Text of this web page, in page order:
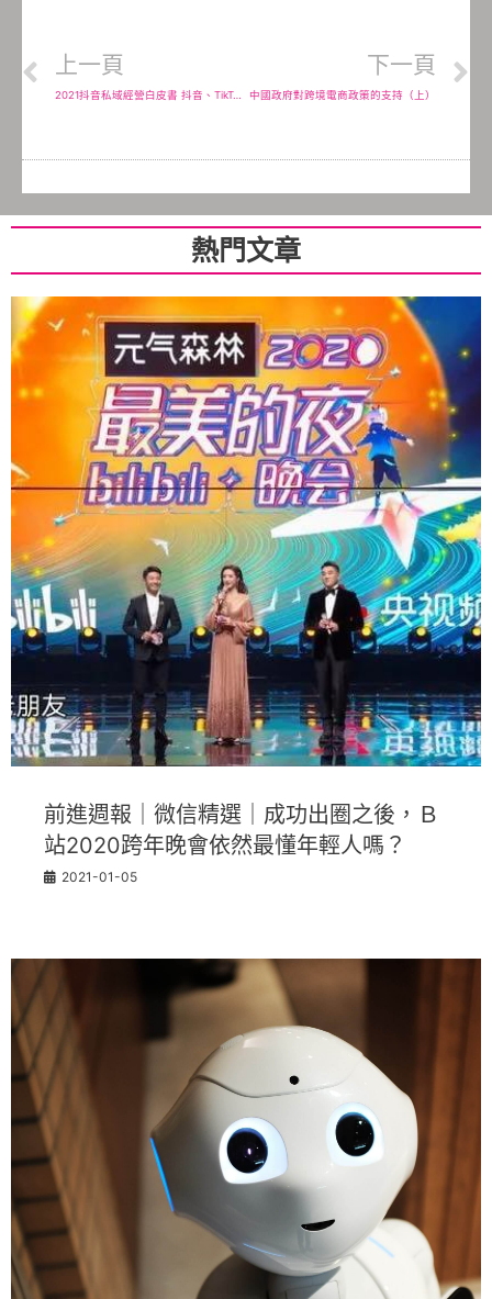
上一頁
2021抖音私域經營白皮書 抖音、TikTok之私域流量經營有方法
下一頁
中國政府對跨境電商政策的支持（上）
熱門文章
前進週報｜微信精選｜成功出圈之後，Ｂ
站2020跨年晚會依然最懂年輕人嗎？
2021-01-05